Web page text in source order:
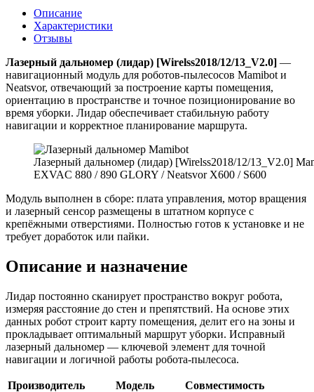
Описание
Характеристики
Отзывы
Лазерный дальномер (лидар) [Wirelss2018/12/13_V2.0] —
навигационный модуль для роботов-пылесосов Mamibot и
Neatsvor, отвечающий за построение карты помещения,
ориентацию в пространстве и точное позиционирование во
время уборки. Лидар обеспечивает стабильную работу
навигации и корректное планирование маршрута.
Лазерный дальномер (лидар) [Wirelss2018/12/13_V2.0]
EXVAC 880 / 890 GLORY / Neatsvor X600 / S600
Модуль выполнен в сборе: плата управления, мотор вращения
и лазерный сенсор размещены в штатном корпусе с
крепёжными отверстиями. Полностью готов к установке и не
требует доработок или пайки.
Описание и назначение
Лидар постоянно сканирует пространство вокруг робота,
измеряя расстояние до стен и препятствий. На основе этих
данных робот строит карту помещения, делит его на зоны и
прокладывает оптимальный маршрут уборки. Исправный
лазерный дальномер — ключевой элемент для точной
навигации и логичной работы робота-пылесоса.
Производитель Модель
Совместимость